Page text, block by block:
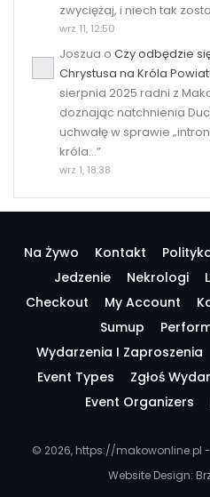
zwyciężaj, i niech tak
wrz 11, 12:50
Joszua o Czy odbędzie
Chrystusa na Króla
sierpnia 2025 radni z
doznając natchnienia
uchwałę w sprawie
króla…”
wrz 1, 18:38
Na Żywo Kontakt
Jedzenie
Nekrologi
Checkout
My Account
Sumup
Wydarzenia I Zaproszenia
Event Types
Zgłoś
Event Organizers
© 2026, https://makowonline.pl
Website Design: